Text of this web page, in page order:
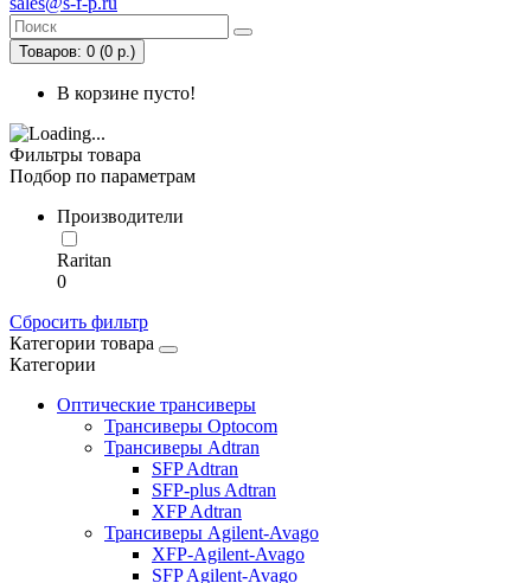
Товаров: 0 (0 р.)
В корзине пусто!
Фильтры товара
Подбор по параметрам
Производители
Raritan
0
Сбросить фильтр
Категории товара
Категории
Оптические трансиверы
Трансиверы Optocom
Трансиверы Adtran
SFP Adtran
SFP-plus Adtran
XFP Adtran
Трансиверы Agilent-Avago
XFP-Agilent-Avago
SFP Agilent-Avago